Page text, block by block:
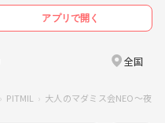
アプリで開く
全国
PITMIL 大人のマダミス会NEO～夜